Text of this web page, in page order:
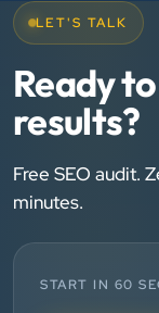
Chirag
Rudra
We are
Technologies.
provider.
LET'S TALK
Ready to
results?
Free SEO audit.
minutes.
START IN 60